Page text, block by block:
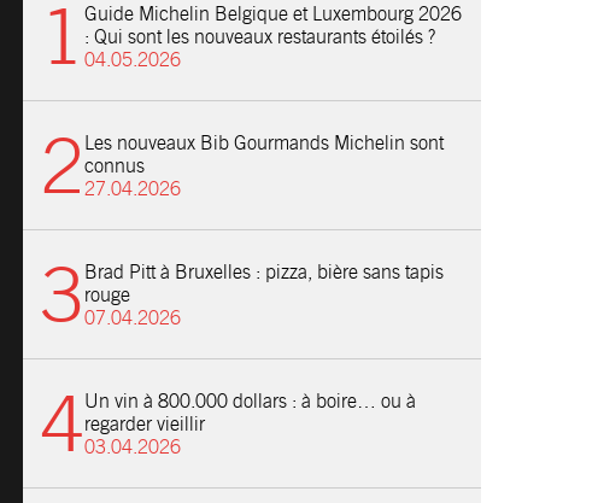
Guide Michelin Belgique et Luxembourg 2026
: Qui sont les nouveaux restaurants étoilés ?
04.05.2026
Les nouveaux Bib Gourmands Michelin sont
connus
27.04.2026
Brad Pitt à Bruxelles : pizza, bière sans tapis
rouge
07.04.2026
Un vin à 800.000 dollars : à boire… ou à
regarder vieillir
03.04.2026